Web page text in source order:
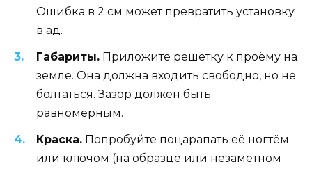
Ошибка в 2 см может превратить установку
в ад.
Габариты. Приложите решётку к проёму на
земле. Она должна входить свободно, но не
болтаться. Зазор должен быть
равномерным.
Краска. Попробуйте поцарапать её ногтём
или ключом (на образце или незаметном